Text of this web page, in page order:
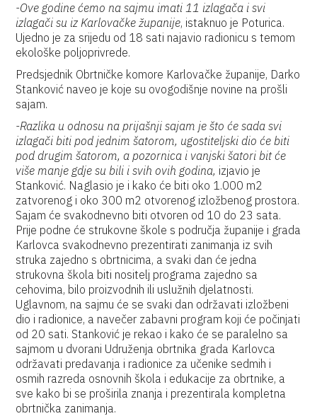
-Ove godine ćemo na sajmu imati 11 izlagača i svi
izlagači su iz Karlovačke županije, istaknuo je Poturica.
Ujedno je za srijedu od 18 sati najavio radionicu s temom
ekološke poljoprivrede.
Predsjednik Obrtničke komore Karlovačke županije, Darko
Stanković naveo je koje su ovogodišnje novine na prošli
sajam.
-Razlika u odnosu na prijašnji sajam je što će sada svi
izlagači biti pod jednim šatorom, ugostiteljski dio će biti
pod drugim šatorom, a pozornica i vanjski šatori bit će
više manje gdje su bili i svih ovih godina, izjavio je
Stanković. Naglasio je i kako će biti oko 1.000 m2
zatvorenog i oko 300 m2 otvorenog izložbenog prostora.
Sajam će svakodnevno biti otvoren od 10 do 23 sata.
Prije podne će strukovne škole s područja županije i grada
Karlovca svakodnevno prezentirati zanimanja iz svih
struka zajedno s obrtnicima, a svaki dan će jedna
strukovna škola biti nositelj programa zajedno sa
cehovima, bilo proizvodnih ili uslužnih djelatnosti.
Uglavnom, na sajmu će se svaki dan održavati izložbeni
dio i radionice, a navečer zabavni program koji će počinjati
od 20 sati. Stanković je rekao i kako će se paralelno sa
sajmom u dvorani Udruženja obrtnika grada Karlovca
održavati predavanja i radionice za učenike sedmih i
osmih razreda osnovnih škola i edukacije za obrtnike, a
sve kako bi se proširila znanja i prezentirala kompletna
obrtnička zanimanja.